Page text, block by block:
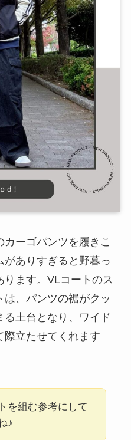
ーゴパンツを履きこ
ありすぎると野暮っ
ます。VLコートのス
、パンツの裾がクッ
る土台となり、ワイド
際立たせてくれます
を組む参考にして
♪